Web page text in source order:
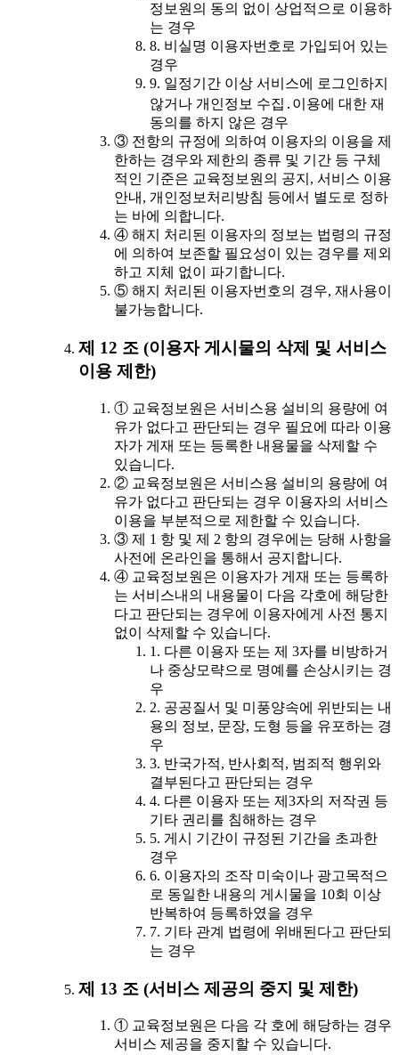
정보원의 동의 없이 상업적으로 이용하
는 경우
8. 비실명 이용자번호로 가입되어 있는
경우
9. 일정기간 이상 서비스에 로그인하지
않거나 개인정보 수집․이용에 대한 재
동의를 하지 않은 경우
③ 전항의 규정에 의하여 이용자의 이용을 제
한하는 경우와 제한의 종류 및 기간 등 구체
적인 기준은 교육정보원의 공지, 서비스 이용
안내, 개인정보처리방침 등에서 별도로 정하
는 바에 의합니다.
④ 해지 처리된 이용자의 정보는 법령의 규정
에 의하여 보존할 필요성이 있는 경우를 제외
하고 지체 없이 파기합니다.
⑤ 해지 처리된 이용자번호의 경우, 재사용이
불가능합니다.
제 12 조 (이용자 게시물의 삭제 및 서비스
이용 제한)
① 교육정보원은 서비스용 설비의 용량에 여
유가 없다고 판단되는 경우 필요에 따라 이용
자가 게재 또는 등록한 내용물을 삭제할 수
있습니다.
② 교육정보원은 서비스용 설비의 용량에 여
유가 없다고 판단되는 경우 이용자의 서비스
이용을 부분적으로 제한할 수 있습니다.
③ 제 1 항 및 제 2 항의 경우에는 당해 사항을
사전에 온라인을 통해서 공지합니다.
④ 교육정보원은 이용자가 게재 또는 등록하
는 서비스내의 내용물이 다음 각호에 해당한
다고 판단되는 경우에 이용자에게 사전 통지
없이 삭제할 수 있습니다.
1. 다른 이용자 또는 제 3자를 비방하거
나 중상모략으로 명예를 손상시키는 경
우
2. 공공질서 및 미풍양속에 위반되는 내
용의 정보, 문장, 도형 등을 유포하는 경
우
3. 반국가적, 반사회적, 범죄적 행위와
결부된다고 판단되는 경우
4. 다른 이용자 또는 제3자의 저작권 등
기타 권리를 침해하는 경우
5. 게시 기간이 규정된 기간을 초과한
경우
6. 이용자의 조작 미숙이나 광고목적으
로 동일한 내용의 게시물을 10회 이상
반복하여 등록하였을 경우
7. 기타 관계 법령에 위배된다고 판단되
는 경우
제 13 조 (서비스 제공의 중지 및 제한)
① 교육정보원은 다음 각 호에 해당하는 경우
서비스 제공을 중지할 수 있습니다.